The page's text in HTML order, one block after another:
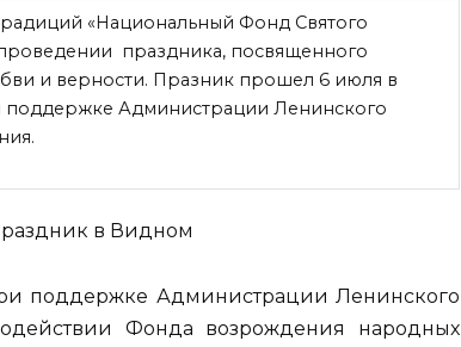
«Национальный Фонд Святого
праздника, посвященного
и верности. Празник прошел 6 июля в
поддержке Администрации Ленинского
поддержке Администрации Ленинского
Фонда возрождения народных